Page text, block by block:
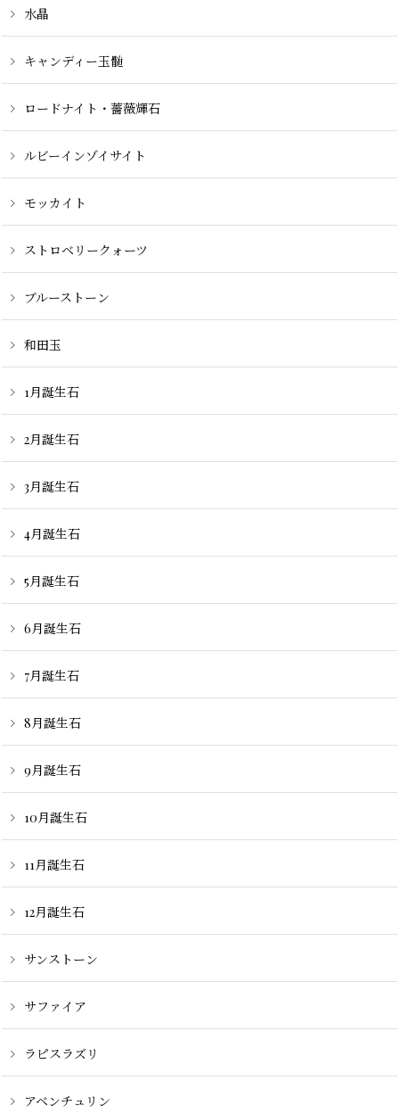
水晶
キャンディー玉髄
ロードナイト・薔薇輝石
ルビーインゾイサイト
モッカイト
ストロベリークォーツ
ブルーストーン
和田玉
1月誕生石
2月誕生石
3月誕生石
4月誕生石
5月誕生石
6月誕生石
7月誕生石
8月誕生石
9月誕生石
10月誕生石
11月誕生石
12月誕生石
サンストーン
サファイア
ラピスラズリ
アベンチュリン